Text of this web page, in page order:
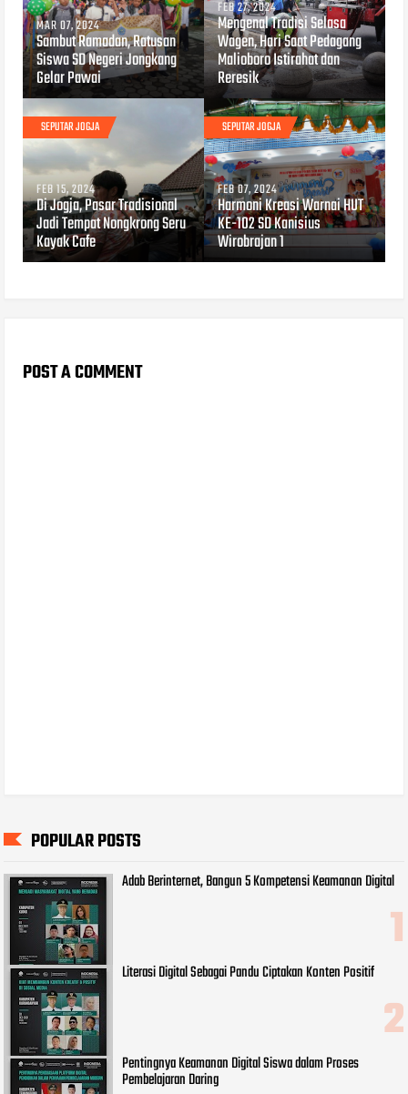
MAR 07, 2024
Sambut Ramadan, Ratusan
Siswa SD Negeri Jongkang
Gelar Pawai
FEB 27, 2024
Mengenal Tradisi Selasa
Wagen, Hari Saat Pedagang
Malioboro Istirahat dan
Reresik
SEPUTAR JOGJA
FEB 15, 2024
Di Jogja, Pasar Tradisional
Jadi Tempat Nongkrong Seru
Kayak Cafe
SEPUTAR JOGJA
FEB 07, 2024
Harmoni Kreasi Warnai HUT
KE-102 SD Kanisius
Wirobrajan 1
POST A COMMENT
POPULAR POSTS
Adab Berinternet, Bangun 5 Kompetensi Keamanan Digital
Literasi Digital Sebagai Pandu Ciptakan Konten Positif
Pentingnya Keamanan Digital Siswa dalam Proses
Pembelajaran Daring